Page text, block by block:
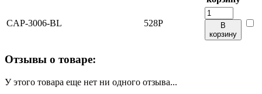
CAP-3006-BL 528Р
В
корзину
Отзывы о товаре:
У этого товара еще нет ни одного отзыва...